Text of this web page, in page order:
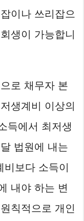
이나 쓰리잡으
생이 가능합니
로 채무자 본
생계비 이상의
득에서 최저생
법원에 내는
비보다 소득이
내야 하는 변
칙적으로 개인